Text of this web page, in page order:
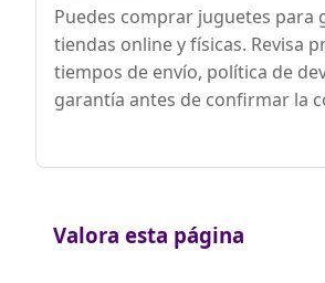
Puedes comprar juguetes para
tiendas online y físicas. Revisa
tiempos de envío, política de
garantía antes de confirmar la
Valora esta página